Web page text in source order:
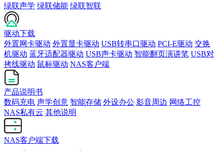
绿联声学 绿联储能 绿联智联
驱动下载
外置网卡驱动 外置显卡驱动 USB转串口驱动 PCI-E驱动 交换
机驱动 蓝牙适配器驱动 USB声卡驱动 智能翻页演讲笔 USB对
拷线驱动 鼠标驱动 NAS客户端
产品说明书
数码充电 声学创意 智能存储 外设办公 影音周边 网络工控
NAS私有云 其他说明
NAS客户端下载